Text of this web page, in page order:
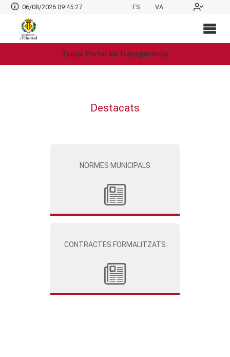
06/08/2026 09:45:27 ES VA
Tauler Portal de Transparència
Destacats
NORMES MUNICIPALS
CONTRACTES FORMALITZATS